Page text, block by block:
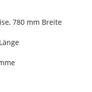
780 mm Breite